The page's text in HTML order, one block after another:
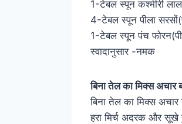
1-टेबल स्पून कश्मीरी लाल
4-टेबल स्पून पीला
1-टेबल स्पून पंच
स्वादानुसार -नमक
बिना तेल का मिक्स अचार
बिना तेल का मिक्स
हरा मिर्च अदरक और